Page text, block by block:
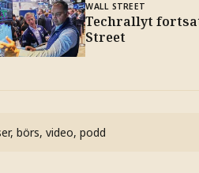
WALL STREET
Techrallyt
Street
börs, video, podd